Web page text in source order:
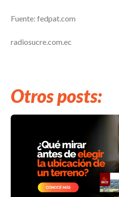
Fuente: fedpat.com
radiosucre.com.ec
Otros posts: